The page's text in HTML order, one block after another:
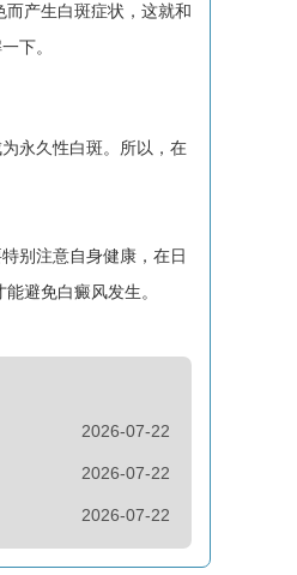
产生白斑症状，这就和
下。
永久性白斑。所以，在
别注意自身健康，在日
避免白癜风发生。
2026-07-22
2026-07-22
2026-07-22